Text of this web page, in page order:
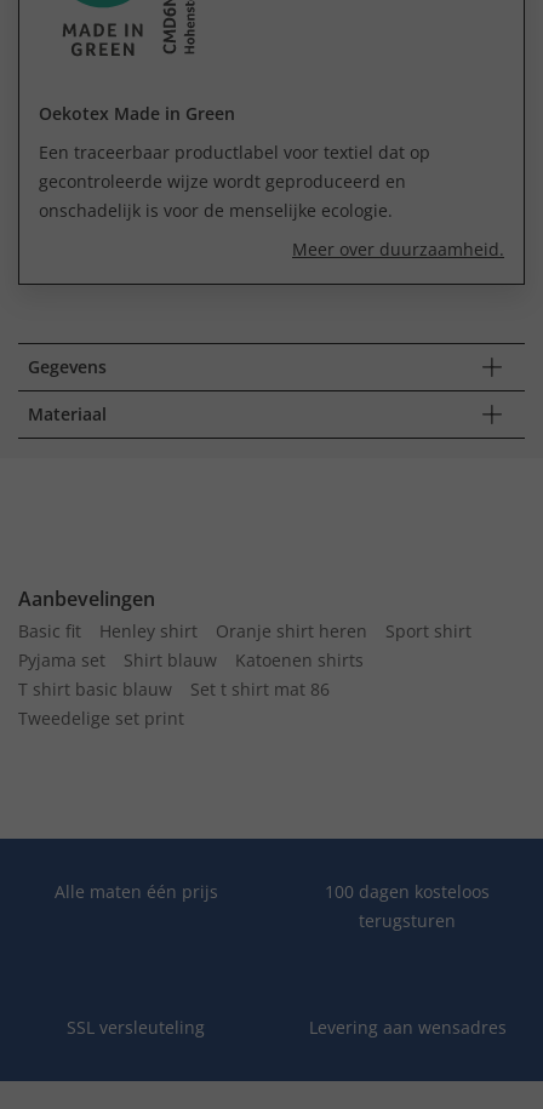
Oekotex Made in Green
Een traceerbaar productlabel voor textiel dat op
gecontroleerde wijze wordt geproduceerd en
onschadelijk is voor de menselijke ecologie.
Meer over duurzaamheid.
Gegevens
Materiaal
Aanbevelingen
Basic fit Henley shirt Oranje shirt heren
Sport shirt
Pyjama set
Shirt blauw
Katoenen shirts
T shirt basic blauw
Set t shirt mat 86
Tweedelige set print
Alle maten één prijs
100 dagen kosteloos
terugsturen
SSL versleuteling Levering aan wensadres